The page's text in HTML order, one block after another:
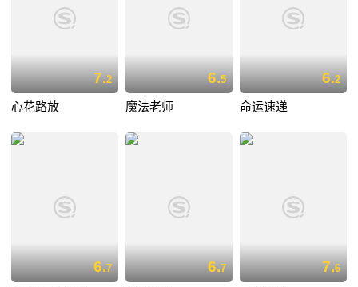
7.2
心花路放
6.5
魔法老师
6.2
命运速递
6.7 6.7 7.6